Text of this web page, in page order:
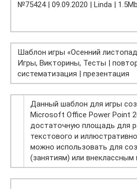
№75424 | 09.09.2020 | Linda | 1.5Mb
Шаблон игры «Осенний
Игры, Викторины, Тесты |
систематизация | презентация
Данный шаблон для игры
Microsoft Office Power Point
достаточную площадь для
текстового и
можно использовать для
(занятиям) или внеклассным